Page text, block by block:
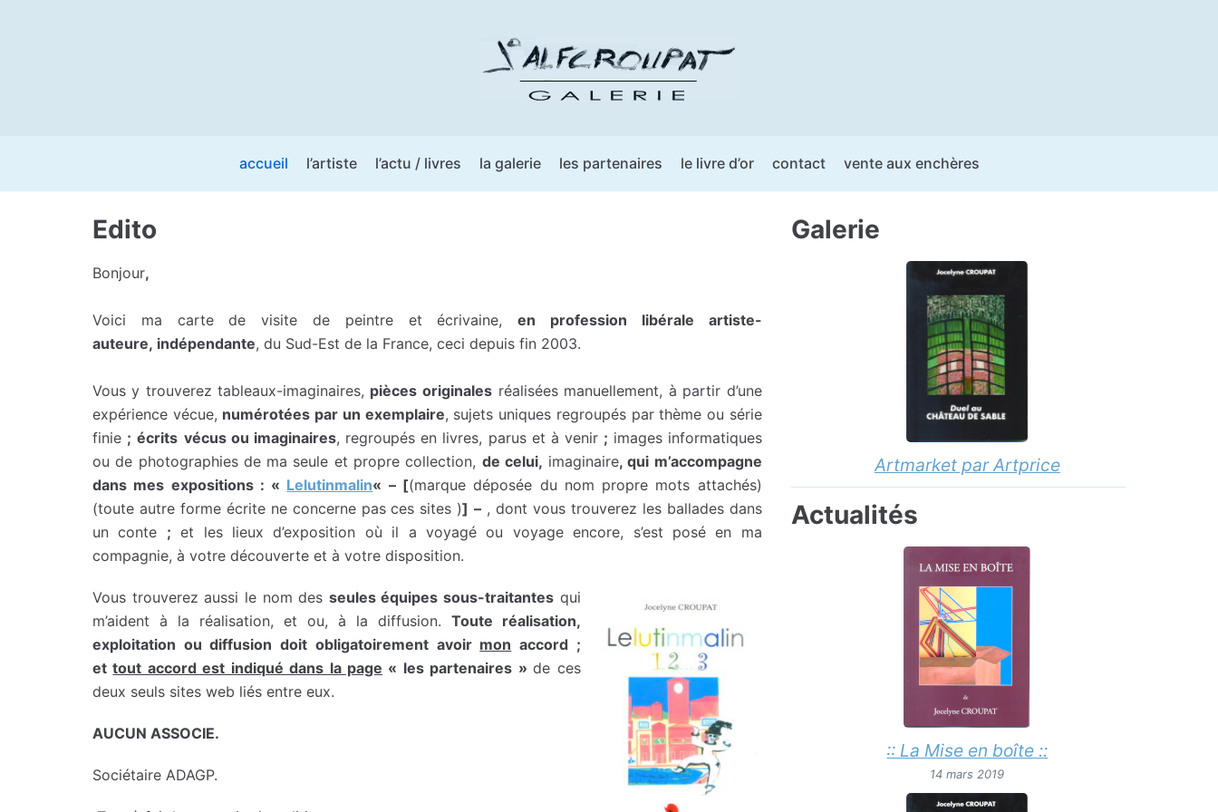
accueil l’artiste l’actu / livres la galerie les partenaires le livre d’or contact vente aux enchères
Edito
Bonjour,
Voici ma carte de visite de peintre et écrivaine,en profession libérale artiste-
auteure, indépendante, du Sud-Est de la France, ceci depuis fin 2003.
Vous y trouverez tableaux-imaginaires, pièces originales réalisées manuellement, à partir d’une
expérience vécue, numérotées par un exemplaire, sujets uniques regroupés par thème ou série
finie ; écrits vécus ou imaginaires, regroupés en livres, parus et à venir ; images informatiques
ou de photographies de ma seule et propre collection, de celui, imaginaire, qui m’accompagne
dans mes expositions : « Lelutinmalin« – [(marque déposée du nom propre mots attachés)
(toute autre forme écrite ne concerne pas ces sites )] – , dont vous trouverez les ballades dans
un conte ; et les lieux d’exposition où il a voyagé ou voyage encore, s’est posé en ma
compagnie, à votre découverte et à votre disposition.
Vous trouverez aussi le nom des seules équipes sous-traitantes qui
m’aident à la réalisation, et ou, à la diffusion. Toute réalisation,
exploitation ou diffusion doit obligatoirement avoir mon accord ;
ettout accord est indiqué dans la page « les partenaires »de ces
deux seuls sites web liés entre eux.
AUCUN ASSOCIE.
Sociétaire ADAGP.
Galerie
Artmarket par Artprice
Actualités
:: La Mise en boîte ::
14 mars 2019